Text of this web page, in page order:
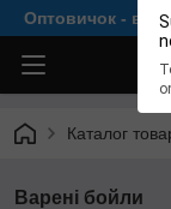
Оптовичок - все
Каталог
Варені бойли